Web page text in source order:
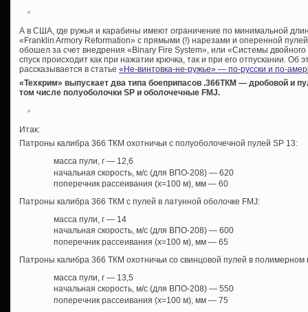
А в США, где ружья и карабины имеют ограничение по минимальной
«Franklin Armory Reformation» с прямыми (!) нарезами и оперенной
обошел за счет внедрения «Binary Fire System», или «Системы
спуск происходит как при нажатии крючка, так и при его отпускании. Об
рассказывается в статье «Не-винтовка-не-ружье» — по-русски и по-
«Техкрим» выпускает два типа боеприпасов .366ТКМ — дробовой и
том числе полуоболочки SP и оболочечные FMJ.
Итак:
Патроны калибра 366 ТКМ охотничьи с полуоболочечной пулей SP 13:
масса пули, г — 12,6
начальная скорость, м/с (для ВПО-208) — 620
поперечник рассеивания (х=100 м), мм — 60
Патроны калибра 366 ТКМ с пулей в латунной оболочке FMJ:
масса пули, г — 14
начальная скорость, м/с (для ВПО-208) — 600
поперечник рассеивания (х=100 м), мм — 65
Патроны калибра 366 ТКМ охотничьи со свинцовой пулей в полимерном
масса пули, г — 13,5
начальная скорость, м/с (для ВПО-208) — 550
поперечник рассеивания (х=100 м), мм — 75